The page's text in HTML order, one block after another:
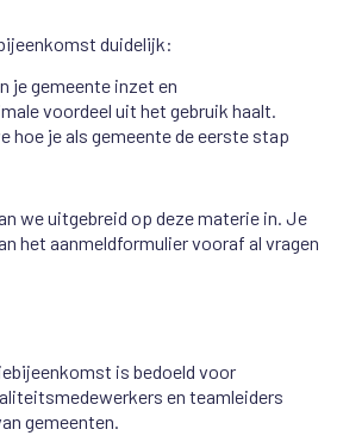
duidelijk:
je gemeente inzet en
voordeel uit het gebruik haalt.
hoe je als gemeente de eerste stap
we uitgebreid op deze materie in. Je
het aanmeldformulier vooraf al vragen
is bedoeld voor
en teamleiders
gemeenten.